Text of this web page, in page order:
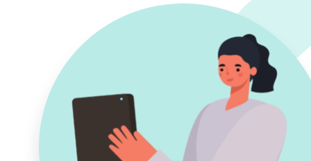
Proceszoeker
Methode
Over Digizo.nu
Voor onderzoekers
Voor fabrikanten
Onze experts